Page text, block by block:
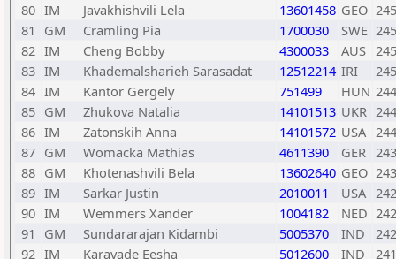
80 IM Javakhishvili Lela 13601458 GEO
81
GM Cramling Pia 1700030 SWE
82 IM Cheng Bobby 4300033 AUS
83 IM Khademalsharieh Sarasadat 12512214 IRI
84 IM Kantor Gergely 751499 HUN
85 GM Zhukova Natalia 14101513 UKR
86 IM Zatonskih Anna 14101572 USA
87 GM Womacka Mathias 4611390 GER
88 GM Khotenashvili Bela 13602640 GEO
89 IM Sarkar Justin 2010011 USA
90 IM Wemmers Xander 1004182 NED
91
GM Sundararajan Kidambi 5005370 IND
92 IM Karavade Eesha 5012600 IND